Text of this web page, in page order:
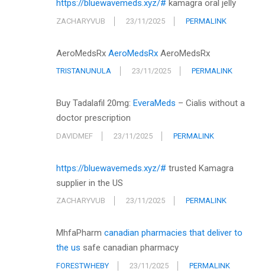
https://bluewavemeds.xyz/# kamagra oral jelly
ZACHARYVUB 23/11/2025 PERMALINK
AeroMedsRx AeroMedsRx AeroMedsRx
TRISTANUNULA 23/11/2025 PERMALINK
Buy Tadalafil 20mg: EveraMeds – Cialis without a
doctor prescription
DAVIDMEF 23/11/2025 PERMALINK
https://bluewavemeds.xyz/# trusted Kamagra
supplier in the US
ZACHARYVUB 23/11/2025 PERMALINK
MhfaPharm canadian pharmacies that deliver to
the us safe canadian pharmacy
FORESTWHEBY 23/11/2025 PERMALINK